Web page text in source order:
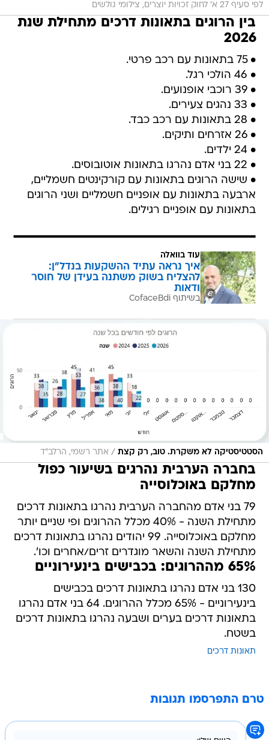
לפי סעיף 27 א' לחוק זכויות יוצרים, צילומי גולשים
בין הרוגים בתאונות דרכים מתחילת שנת
2026
• 75 בתאונות עם רכב פרטי.
• 46 הולכי רגל.
• 39 רוכבי אופנועים.
• 33 נהגים צעירים.
• 28 בתאונות עם רכב כבד.
• 26 אזרחים ותיקים.
• 24 ילדים.
• 22 בני אדם נהרגו בתאונות אוטובוסים.
• שישה הרוגים בתאונות עם קורקינטים חשמליים,
ארבעה בתאונות עם אופניים חשמליים ושני הרוגים
בתאונות עם אופניים רגילים.
עוד בוואלה
איך נראה עתיד ההשקעות בנדל"ן:
להצליח בשוק משתנה בעידן של חוסר
ודאות
בשיתוף CofaceBdi
הסטטיסטיקה לא משקרת. טוב, רק קצת / אתר רשמי, הרלב"ד
בחברה הערבית נהרגים בשיעור כפול
מחלקם באוכלוסייה
79 בני אדם מהחברה הערבית נהרגו בתאונות דרכים
מתחילת השנה - 40% מכלל ההרוגים ופי שניים יותר
מחלקם באוכלוסייה. 99 יהודים נהרגו בתאונות דרכים
מתחילת השנה והשאר מוגדרים זרים/אחרים וכו'.
65% מההרוגים: בכבישים בינעירוניים
130 בני אדם נהרגו בתאונות דרכים בכבישים
בינעירוניים - 65% מכלל ההרוגים. 64 בני אדם נהרגו
בתאונות דרכים בערים ושבעה נהרגו בתאונות דרכים
בשטח.
תאונות דרכים
טרם התפרסמו תגובות